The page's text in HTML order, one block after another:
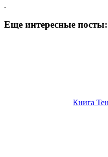
.
Еще интересные посты:
Книга